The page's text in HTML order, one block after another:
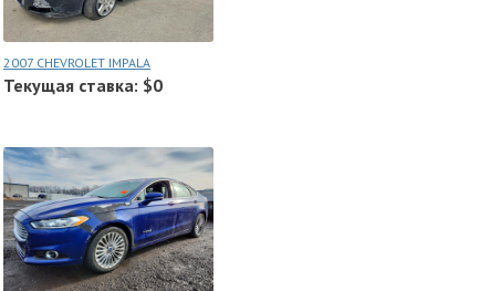
2007 CHEVROLET IMPALA
Текущая ставка: $0